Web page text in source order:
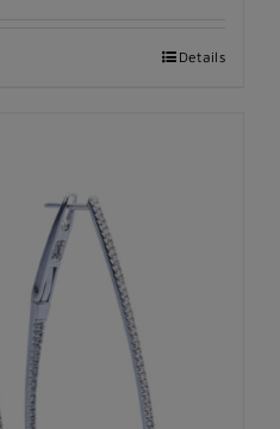
Details